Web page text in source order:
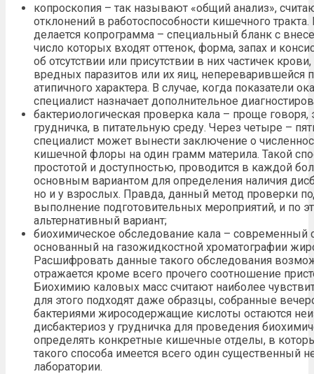
копроскопия – так называют «общий анализ»,
отклонений в работоспособности кишечного
делается копрограмма – специальный бланк с
число которых входят оттенок, форма, запах и
об отсутствии или присутствии в них частичек
вредных паразитов или их яиц, непереварившейся
атипичного характера. В случае, когда показатели
специалист назначает дополнительное
бактериологическая проверка кала – проще говоря,
грудничка, в питательную среду. Через четыре –
специалист может вынести заключение о
кишечной флоры на один грамм материла. Такой
простотой и доступностью, проводится в каждой
основным вариантом для определения наличия
но и у взрослых. Правда, данный метод проверки
выполнение подготовительных мероприятий, и по
альтернативный вариант;
биохимическое обследование кала – современный
основанный на газожидкостной хроматографии
Расшифровать данные такого обследования
отражается кроме всего прочего соотношение
Биохимию каловых масс считают наиболее
для этого подходят даже образцы, собранные
бактериями жиросодержащие кислоты остаются
дисбактериоз у грудничка для проведения
определять конкретные кишечные отделы, в
такого способа имеется всего один существенный
лаборатории.